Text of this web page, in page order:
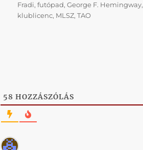
Fradi,futópad,George F. Hemingway,
klublicenc, MLSZ,TAO
58 HOZZÁSZÓLÁS